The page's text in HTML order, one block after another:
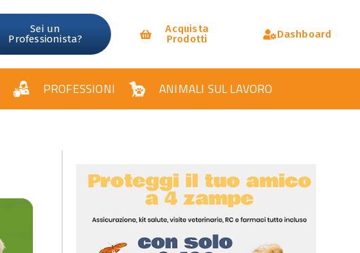
Sei un
Professionista?
Acquista
Prodotti
Dashboard
PROFESSIONI ANIMALI SUL LAVORO